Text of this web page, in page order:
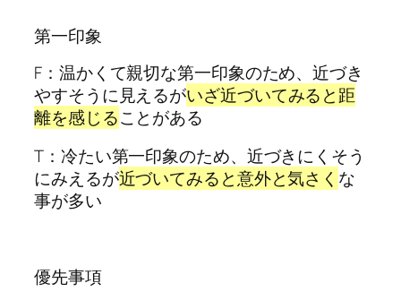
第一印象
F：温かくて親切な第一印象のため、近づき
やすそうに見えるがいざ近づいてみると距
離を感じることがある
T：冷たい第一印象のため、近づきにくそう
にみえるが近づいてみると意外と気さく な
事が多い
優先事項